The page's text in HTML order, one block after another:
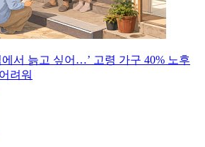
에서 늙고 싶어…’ 고령 가구 40% 노후
려워